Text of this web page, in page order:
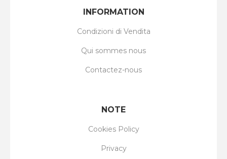
INFORMATION
Condizioni di Vendita
Qui sommes nous
Contactez-nous
NOTE
Cookies Policy
Privacy